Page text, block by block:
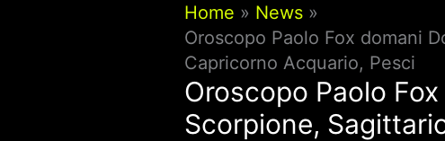
Home
News
Oroscopo Paolo Fox domani
Capricorno Acquario, Pesci
Oroscopo Paolo
Scorpione,